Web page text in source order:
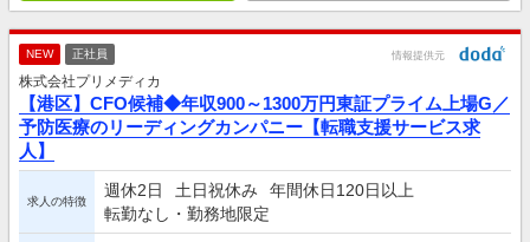
NEW 正社員 情報提供元
株式会社プリメディカ
【港区】CFO候補◆年収900～1300万円東証プライム上場G／
予防医療のリーディングカンパニー【転職支援サービス求
人】
求人の特徴
週休2日 土日祝休み
年間休日120日以上
転勤なし・勤務地限定